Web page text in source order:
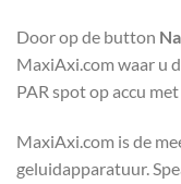
Door op de button
MaxiAxi.com waar u
PAR spot op accu
MaxiAxi.com is de
geluidapparatuur.